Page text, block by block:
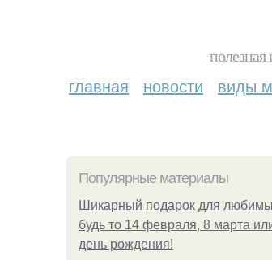
главная новости виды
Популярные материалы
Шикарный подарок для
будь то 14 февраля, 8 марта
день рождения!